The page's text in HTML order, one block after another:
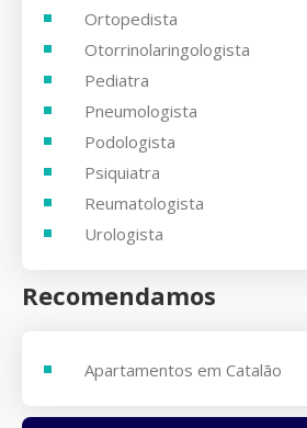
Ortopedista
Otorrinolaringologista
Pediatra
Pneumologista
Podologista
Psiquiatra
Reumatologista
Urologista
Recomendamos
Apartamentos em Catalão